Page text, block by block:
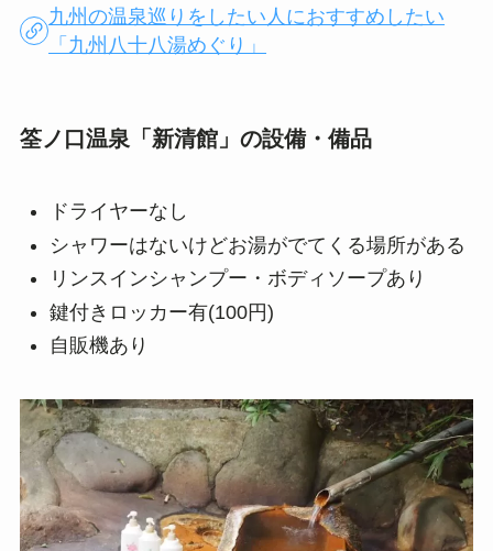
九州の温泉巡りをしたい人におすすめしたい
「九州八十八湯めぐり」
筌ノ口温泉「新清館」の設備・備品
ドライヤーなし
シャワーはないけどお湯がでてくる場所がある
リンスインシャンプー・ボディソープあり
鍵付きロッカー有(100円)
自販機あり